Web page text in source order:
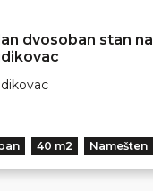
dvosoban stan
40 m2 Namešten